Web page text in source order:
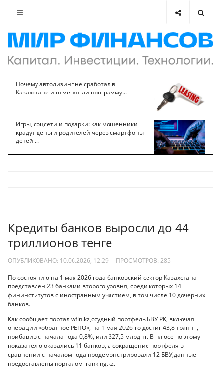
Почему автолизинг не сработал в
Казахстане и отменят ли программу...
Игры, соцсети и подарки: как мошенники
крадут деньги родителей через смартфоны
детей ...
Кредиты банков выросли до 44
триллионов тенге
ОПУБЛИКОВАНО: 10.06.2026, 12:29 ПРОСМОТРОВ: 285
По состоянию на 1 мая 2026 года банковский сектор Казахстана
представлен 23 банками второго уровня, среди которых 14
фининститутов с иностранным участием, в том числе 10 дочерних
банков.
Как сообщает портал wfin.kz,ссудный портфель БВУ РК, включая
операции «обратное РЕПО», на 1 мая 2026-го достиг 43,8 трлн тг,
прибавив с начала года 0,8%, или 327,5 млрд тг. В плюсе по этому
показателю оказались 11 банков, а сокращение портфеля в
сравнении с началом года продемонстрировали 12 БВУ,данные
предоставлены порталом ranking.kz.